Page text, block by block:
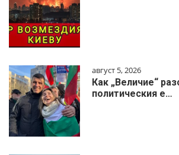
август 5, 2026
Как „Величие“
политическия е…